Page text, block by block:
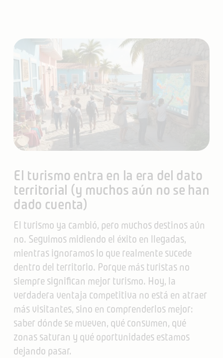
El turismo entra en la era del dato
territorial (y muchos aún no se han
dado cuenta)
El turismo ya cambió, pero muchos destinos aún
no. Seguimos midiendo el éxito en llegadas,
mientras ignoramos lo que realmente sucede
dentro del territorio. Porque más turistas no
siempre significan mejor turismo. Hoy, la
verdadera ventaja competitiva no está en atraer
más visitantes, sino en comprenderlos mejor:
saber dónde se mueven, qué consumen, qué
zonas saturan y qué oportunidades estamos
dejando pasar.